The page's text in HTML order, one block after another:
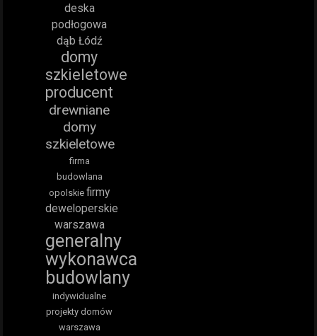
deska
podłogowa
dąb Łódź
domy
szkieletowe
producent
drewniane
domy
szkieletowe
firma
budowlana
opolskie firmy
deweloperskie
warszawa
generalny
wykonawca
budowlany
indywidualne
projekty domów
warszawa